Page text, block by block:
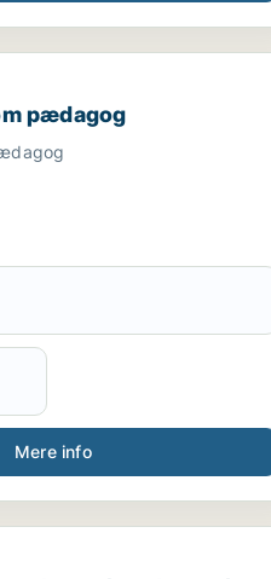
pædagog
pædagog
Mere info
lærer / pædagog /